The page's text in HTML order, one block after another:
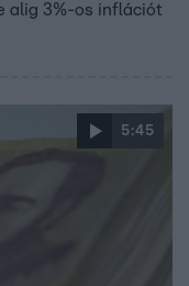
alig 3%-os inflációt
5:45